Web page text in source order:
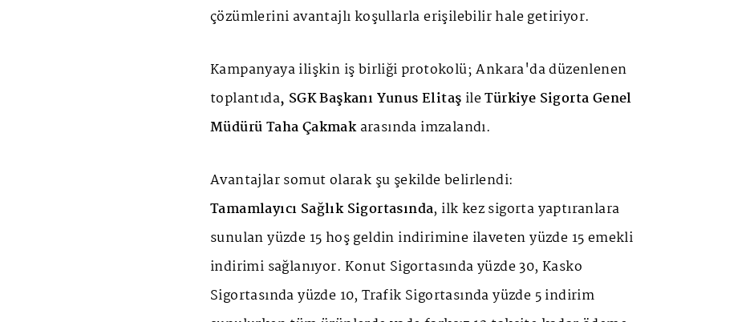
çözümlerini avantajlı koşullarla erişilebilir hale getiriyor.
Kampanyaya ilişkin iş birliği protokolü; Ankara'da düzenlenen
toplantıda, SGK Başkanı Yunus Elitaş ileTürkiye Sigorta Genel
Müdürü Taha Çakmakarasında imzalandı.
Avantajlar somut olarak şu şekilde belirlendi:
Tamamlayıcı Sağlık Sigortasında, ilk kez sigorta yaptıranlara
sunulan yüzde 15 hoş geldin indirimine ilaveten yüzde 15 emekli
indirimi sağlanıyor. Konut Sigortasında yüzde 30, Kasko
Sigortasında yüzde 10, Trafik Sigortasında yüzde 5 indirim